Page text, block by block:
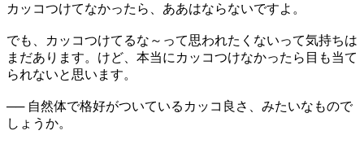
カッコつけてなかったら、ああはならないですよ。
でも、カッコつけてるな～って思われたくないって気持ちは
まだあります。けど、本当にカッコつけなかったら目も当て
られないと思います。
── 自然体で格好がついているカッコ良さ、みたいなもので
しょうか。